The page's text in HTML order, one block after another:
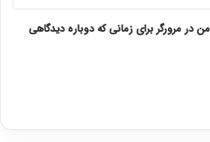
در مرورگر برای زمانی که دوباره دیدگاهی